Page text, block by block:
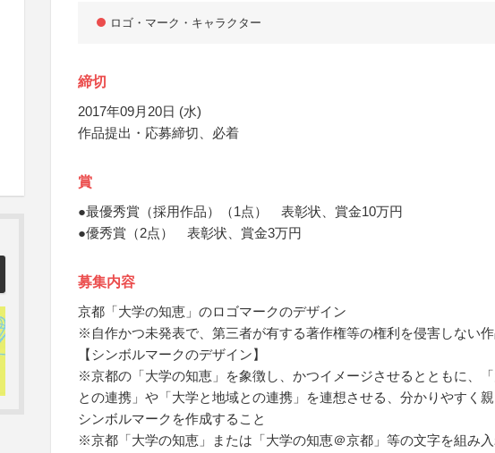
ロゴ・マーク・キャラクター
締切
2017年09月20日 (水)
作品提出・応募締切、必着
賞
●最優秀賞（採用作品）（1点） 表彰状、賞金10万円
●優秀賞（2点） 表彰状、賞金3万円
募集内容
京都「大学の知恵」のロゴマークのデザイン
※自作かつ未発表で、第三者が有する著作権等の権利を侵害しない
【シンボルマークのデザイン】
※京都の「大学の知恵」を象徴し、かつイメージさせるとともに、
との連携」や「大学と地域との連携」を連想させる、分かりやすく
シンボルマークを作成すること
※京都「大学の知恵」または「大学の知恵＠京都」等の文字を組み